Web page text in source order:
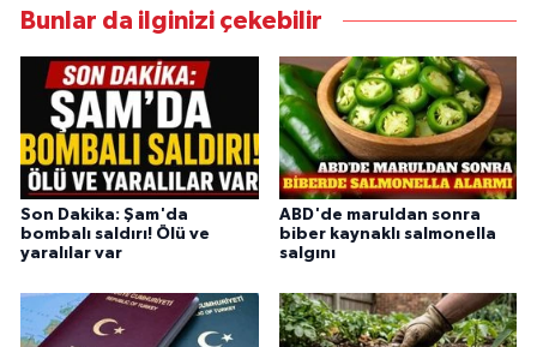
Bunlar da ilginizi çekebilir
Son Dakika: Şam'da
bombalı saldırı! Ölü ve
yaralılar var
ABD'de maruldan sonra
biber kaynaklı salmonella
salgını